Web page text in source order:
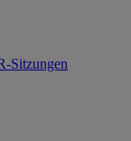
Sitzungen